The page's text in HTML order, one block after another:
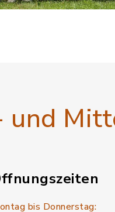
und
bis Donnerstag: